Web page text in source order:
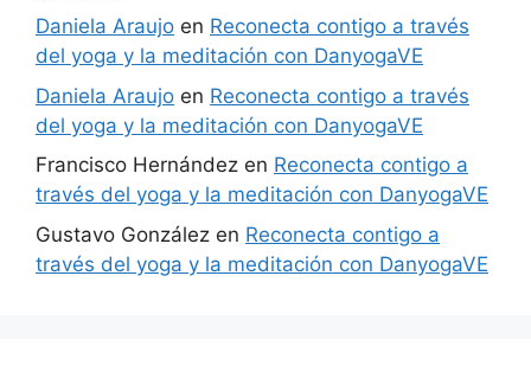
Daniela Araujo en Reconecta contigo a través
del yoga y la meditación con DanyogaVE
Daniela Araujo en Reconecta contigo a través
del yoga y la meditación con DanyogaVE
Francisco Hernández en Reconecta contigo a
través del yoga y la meditación con DanyogaVE
Gustavo González en Reconecta contigo a
través del yoga y la meditación con DanyogaVE